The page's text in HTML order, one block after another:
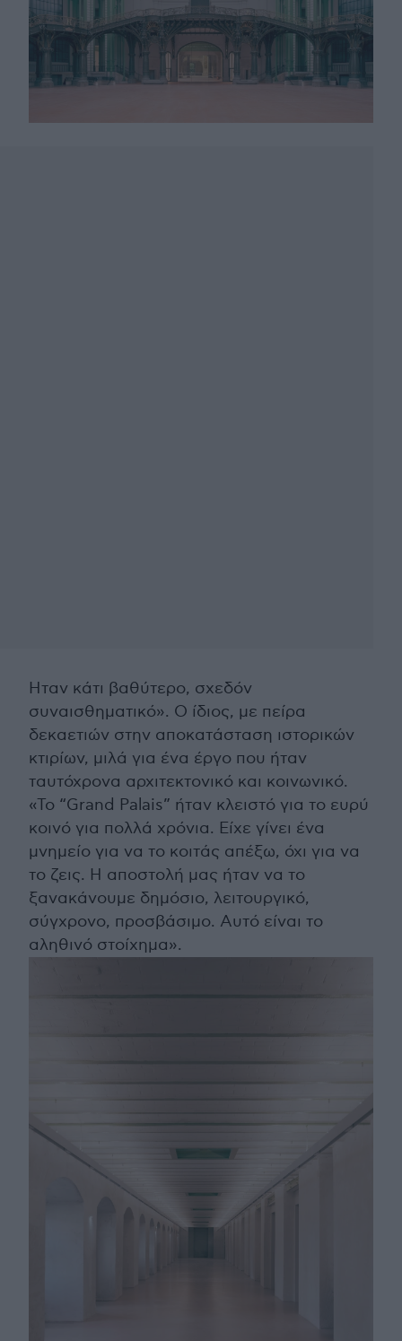
Ηταν κάτι βαθύτερο, σχεδόν
συναισθηματικό». Ο ίδιος, με πείρα
δεκαετιών στην αποκατάσταση ιστορικών
κτιρίων, μιλά για ένα έργο που ήταν
ταυτόχρονα αρχιτεκτονικό και κοινωνικό.
«Το “Grand Palais” ήταν κλειστό για το ευρύ
κοινό για πολλά χρόνια. Είχε γίνει ένα
μνημείο για να το κοιτάς απέξω, όχι για να
το ζεις. Η αποστολή μας ήταν να το
ξανακάνουμε δημόσιο, λειτουργικό,
σύγχρονο, προσβάσιμο. Αυτό είναι το
αληθινό στοίχημα».